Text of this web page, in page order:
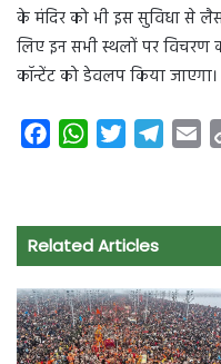
के मंदिर को भी इस सुविधा से लैस
लिए इन सभी स्थलों पर विचरण
कॉन्टेंट को डेवलप किया जाएगा।
e
b
o
k
W
t
s
p
p
t
t
r
e
a
m
i
Related Articles